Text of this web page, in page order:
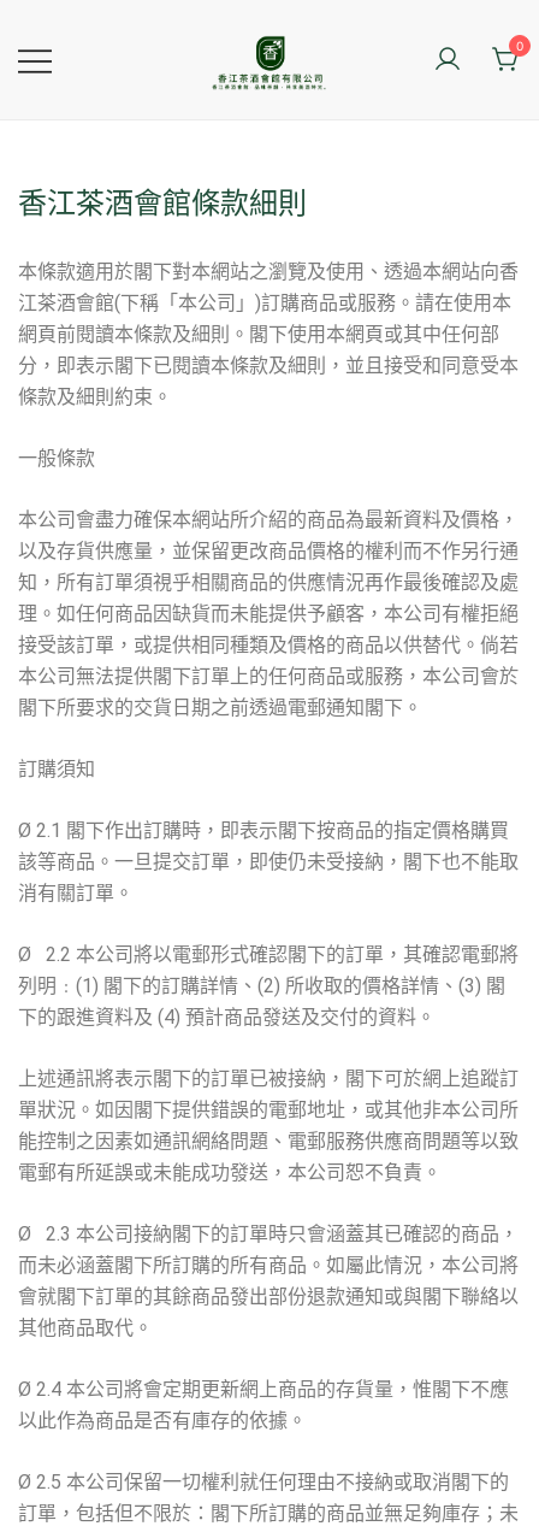
0
香江茶酒會館條款細則
本條款適用於閣下對本網站之瀏覽及使用、透過本網站向香
江茶酒會館(下稱「本公司」)訂購商品或服務。請在使用本
網頁前閱讀本條款及細則。閣下使用本網頁或其中任何部
分，即表示閣下已閱讀本條款及細則，並且接受和同意受本
條款及細則約束。
一般條款
本公司會盡力確保本網站所介紹的商品為最新資料及價格，
以及存貨供應量，並保留更改商品價格的權利而不作另行通
知，所有訂單須視乎相關商品的供應情況再作最後確認及處
理。如任何商品因缺貨而未能提供予顧客，本公司有權拒絕
接受該訂單，或提供相同種類及價格的商品以供替代。倘若
本公司無法提供閣下訂單上的任何商品或服務，本公司會於
閣下所要求的交貨日期之前透過電郵通知閣下。
訂購須知
Ø 2.1 閣下作出訂購時，即表示閣下按商品的指定價格購買
該等商品。一旦提交訂單，即使仍未受接納，閣下也不能取
消有關訂單。
Ø 2.2 本公司將以電郵形式確認閣下的訂單，其確認電郵將
列明﹕(1) 閣下的訂購詳情、(2) 所收取的價格詳情、(3) 閣
下的跟進資料及 (4) 預計商品發送及交付的資料。
上述通訊將表示閣下的訂單已被接納，閣下可於網上追蹤訂
單狀況。如因閣下提供錯誤的電郵地址，或其他非本公司所
能控制之因素如通訊網絡問題、電郵服務供應商問題等以致
電郵有所延誤或未能成功發送，本公司恕不負責。
Ø 2.3 本公司接納閣下的訂單時只會涵蓋其已確認的商品，
而未必涵蓋閣下所訂購的所有商品。如屬此情況，本公司將
會就閣下訂單的其餘商品發出部份退款通知或與閣下聯絡以
其他商品取代。
Ø 2.4 本公司將會定期更新網上商品的存貨量，惟閣下不應
以此作為商品是否有庫存的依據。
Ø 2.5 本公司保留一切權利就任何理由不接納或取消閣下的
訂單，包括但不限於：閣下所訂購的商品並無足夠庫存；未